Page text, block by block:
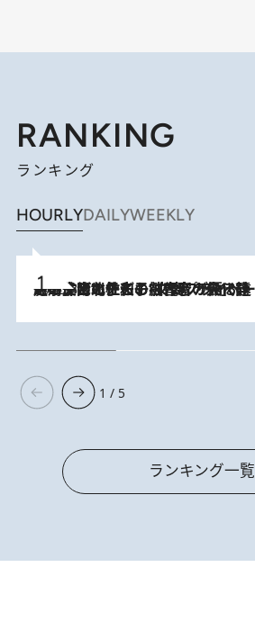
RANKING
ランキング
HOURLYDAILYWEEKLY
2026.8.3
《「文士の子ども被害者の会」発足！》阿川佐和子（72）が語る遠藤周作に北杜夫、劇作家・矢代静一の子どもたちの“文豪プライベート事件簿”
1 / 5
ランキング一覧